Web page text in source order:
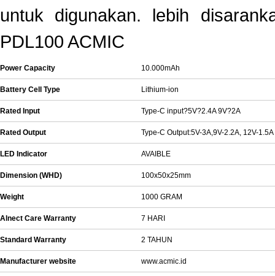
untuk digunakan. lebih
PDL100 ACMIC
Power Capacity 10.000mAh
Battery Cell Type Lithium-ion
Rated Input Type-C input?5V?2.4A 9V?2A
Rated Output Type-C Output:5V-3A,9V-2.2A, 12V-
LED Indicator AVAIBLE
Dimension (WHD) 100x50x25mm
Weight 1000 GRAM
Alnect Care Warranty 7 HARI
Standard Warranty 2 TAHUN
Manufacturer website www.acmic.id